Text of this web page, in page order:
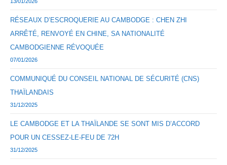
RÉSEAUX D’ESCROQUERIE AU CAMBODGE : CHEN ZHI
ARRÊTÉ, RENVOYÉ EN CHINE, SA NATIONALITÉ
CAMBODGIENNE RÉVOQUÉE
07/01/2026
COMMUNIQUÉ DU CONSEIL NATIONAL DE SÉCURITÉ (CNS)
THAÏLANDAIS
31/12/2025
LE CAMBODGE ET LA THAÏLANDE SE SONT MIS D’ACCORD
POUR UN CESSEZ-LE-FEU DE 72H
31/12/2025